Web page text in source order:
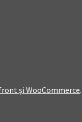
și WooCommerce.